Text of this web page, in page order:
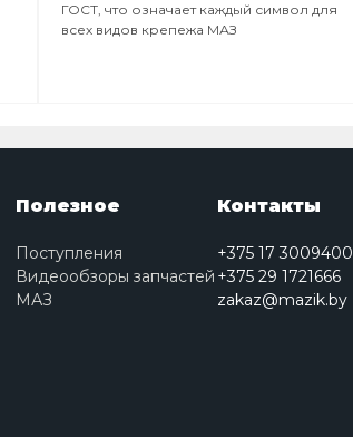
ГОСТ, что означает каждый символ для
всех видов крепежа МАЗ
Полезное
Поступления
Видеообзоры запчастей
МАЗ
Контакты
+375 17 3009400
+375 29 1721666
zakaz@mazik.by